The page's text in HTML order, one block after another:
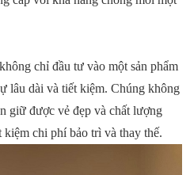
chỉ đầu tư vào một sản phẩm
lâu dài và tiết kiệm. Chúng không
giữ được vẻ đẹp và chất lượng
kiệm chi phí bảo trì và thay thế.